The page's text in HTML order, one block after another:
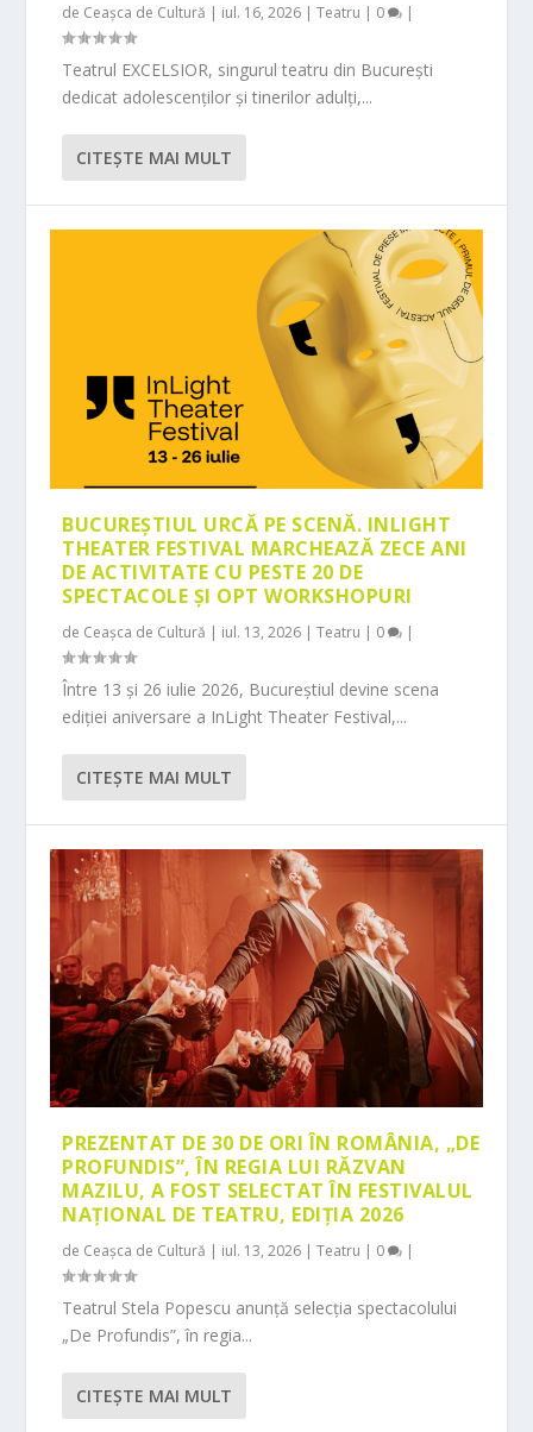
de Ceașca de Cultură | iul. 16, 2026 |Teatru | 0 |
Teatrul EXCELSIOR, singurul teatru din București
dedicat adolescenților și tinerilor adulți,...
CITEŞTE MAI MULT
BUCUREȘTIUL URCĂ PE SCENĂ. INLIGHT
THEATER FESTIVAL MARCHEAZĂ ZECE ANI
DE ACTIVITATE CU PESTE 20 DE
SPECTACOLE ȘI OPT WORKSHOPURI
de Ceașca de Cultură | iul. 13, 2026 |Teatru | 0 |
Între 13 și 26 iulie 2026, Bucureștiul devine scena
ediției aniversare a InLight Theater Festival,...
CITEŞTE MAI MULT
PREZENTAT DE 30 DE ORI ÎN ROMÂNIA, „DE
PROFUNDIS”, ÎN REGIA LUI RĂZVAN
MAZILU, A FOST SELECTAT ÎN FESTIVALUL
NAȚIONAL DE TEATRU, EDIȚIA 2026
de Ceașca de Cultură | iul. 13, 2026 |Teatru | 0 |
Teatrul Stela Popescu anunță selecția spectacolului
„De Profundis”, în regia...
CITEŞTE MAI MULT